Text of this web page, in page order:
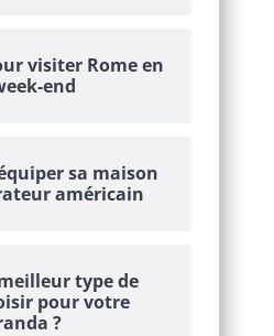
visiter Rome en
end
sa maison
américain
type de
pour votre
?